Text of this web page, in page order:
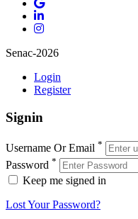
Senac-2026
Login
Register
Signin
Username Or Email *
Password *
Keep me signed in
Lost Your Password?